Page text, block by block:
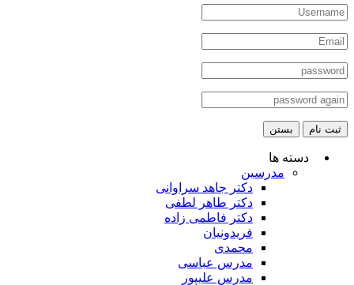
ثبت نام بستن
دسته ها
مدرسین
دکتر جاهد سراوانی
دکتر طاهر لطفی
دکتر فاطمی زاده
فریدونیان
محمدی
مدرس عباسی
مدرس علیپور